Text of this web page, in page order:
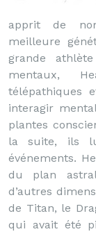
apprit de
meilleure
grande
mentaux,
télépathiques
interagir
plantes
la suite, ils
événements.
du plan
d’autres
de Titan, le
qui avait été